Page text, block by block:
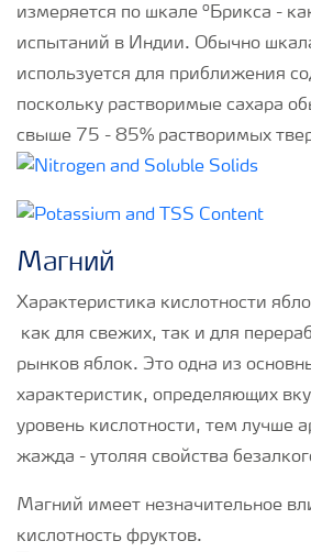
измеряется по шкале o Брикса -
испытаний в Индии. Обычно
используется для приближения
поскольку растворимые сахара
свыше 75 - 85% растворимых
Магний
Характеристика кислотности
как для свежих, так и для
рынков яблок. Это одна из
характеристик, определяющих
уровень кислотности, тем лучше
жажда - утоляя свойства
Магний имеет незначительное
кислотность фруктов.